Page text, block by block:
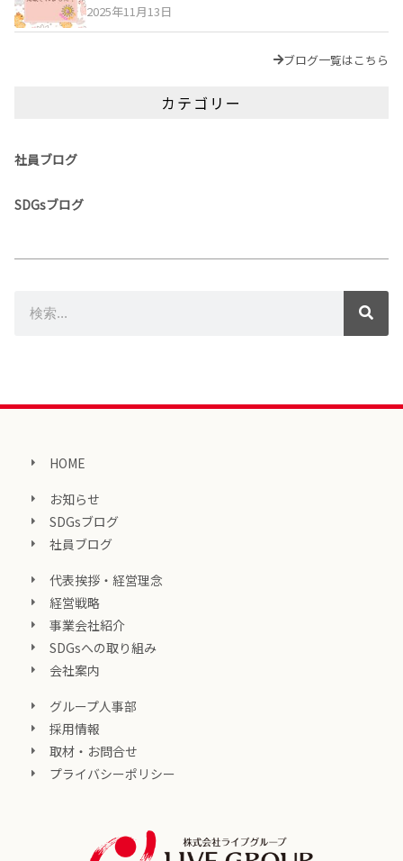
2025年11月13日
ブログ一覧はこちら
カテゴリー
社員ブログ
SDGsブログ
HOME
お知らせ
SDGsブログ
社員ブログ
代表挨拶・経営理念
経営戦略
事業会社紹介
SDGsへの取り組み
会社案内
グループ人事部
採用情報
取材・お問合せ
プライバシーポリシー